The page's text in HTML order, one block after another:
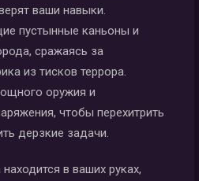
ваши навыки.
пустынные каньоны и
сражаясь за
из тисков террора.
оружия и
чтобы перехитрить
дерзкие задачи.
в ваших руках,